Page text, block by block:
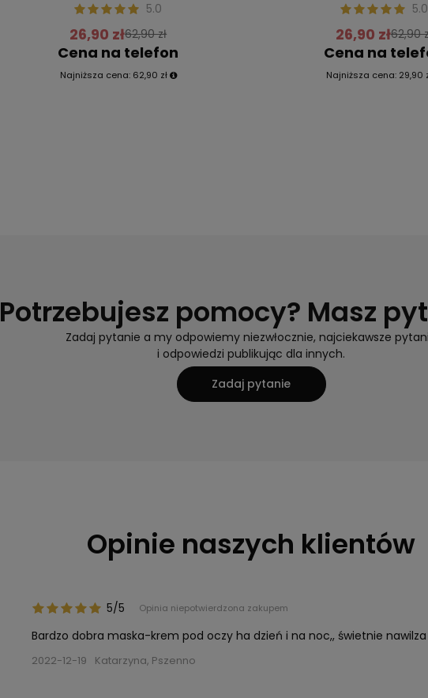
5.0
26,90 zł62,90 zł
Cena na telefon
Najniższa cena: 62,90 zł
5.0
26,90 zł62,90
Cena na
Najniższa cena: 29,90
Potrzebujesz pomocy? Masz
Zadaj pytanie a my odpowiemy niezwłocznie, najciekawsze
i odpowiedzi publikując dla innych.
Zadaj pytanie
Opinie naszych klientów
5/5 Opinia niepotwierdzona zakupem
Bardzo dobra maska-krem pod oczy ha dzień i na noc,, świetnie
2022-12-19 Katarzyna, Pszenno